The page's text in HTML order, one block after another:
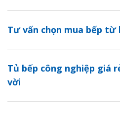
Tư vấn chọn mua bếp
Tủ bếp công nghiệp giá
vời